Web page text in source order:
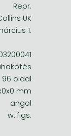
Repr.
UK
1.
96 oldal
mm
angol
w. figs.